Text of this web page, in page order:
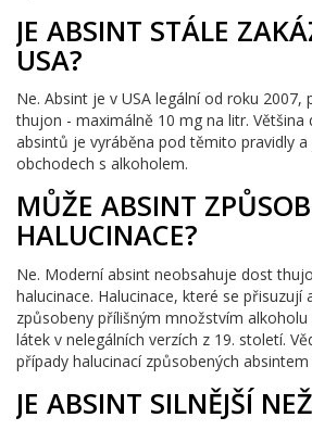
JE ABSINT STÁLE
USA?
Ne. Absint je v USA legální od roku 2007,
thujon - maximálně 10 mg na litr. Většina
absintů je vyráběna pod těmito pravidly
obchodech s alkoholem.
MŮŽE ABSINT
HALUCINACE?
Ne. Moderní absint neobsahuje dost
halucinace. Halucinace, které se přisuzují
způsobeny přílišným množstvím
látek v nelegálních verzích z 19. století.
případy halucinací způsobených
JE ABSINT SILNĚJŠÍ